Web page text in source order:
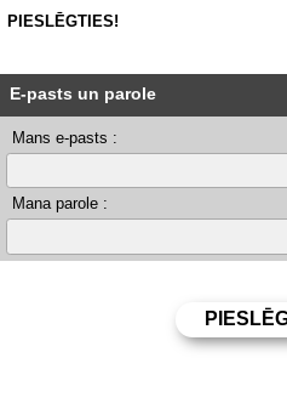
PIESLĒGTIES!
E-pasts un parole
Mans e-pasts :
Mana parole :